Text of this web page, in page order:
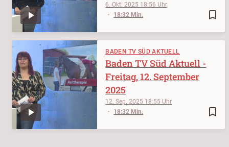
bookmark_border
6. Okt. 2025 18:56
18:32 Min.
BADEN TV SÜD AKTUELL
bookmark_border
12. Sep. 2025 18:55
18:32 Min.
Baden TV Süd Aktuell -
Freitag, 12. September
2025